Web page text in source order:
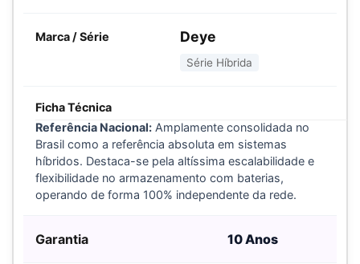
Deye
Série Híbrida
Referência Nacional: Amplamente consolidada no
Brasil como a referência absoluta em sistemas
híbridos. Destaca-se pela altíssima escalabilidade e
flexibilidade no armazenamento com baterias,
operando de forma 100% independente da rede.
10 Anos